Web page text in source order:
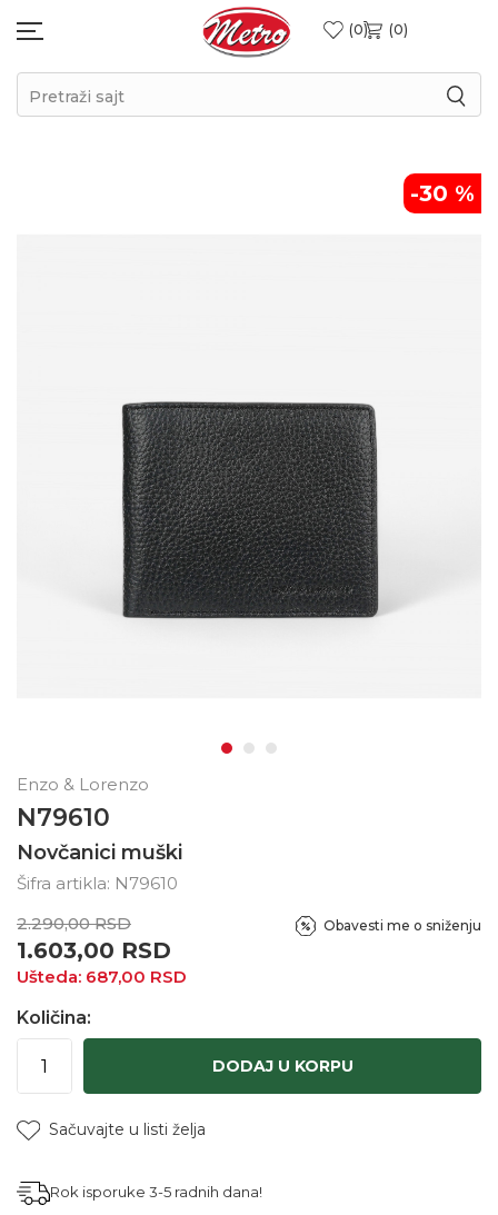
0 0
Pretraži sajt
-30 %
Enzo & Lorenzo
N79610
Novčanici muški
Šifra artikla: N79610
2.290,00 RSD
1.603,00 RSD
Ušteda: 687,00 RSD
Obavesti me o sniženju
Količina:
DODAJ U KORPU
Sačuvajte u listi želja
Rok isporuke 3-5 radnih dana!